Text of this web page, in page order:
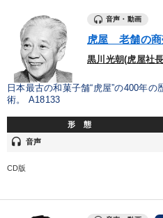
音声・動画
虎屋 老舗の商
黒川光朝(虎屋社
日本最古の和菓子舗“虎屋”の400年
術。 A18133
形 態
headset 音声
CD版